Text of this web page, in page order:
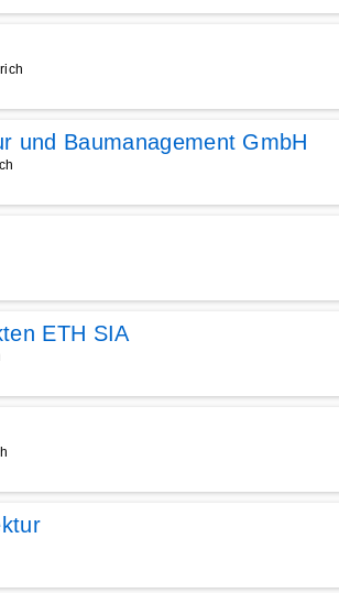
und Baumanagement GmbH
ETH SIA